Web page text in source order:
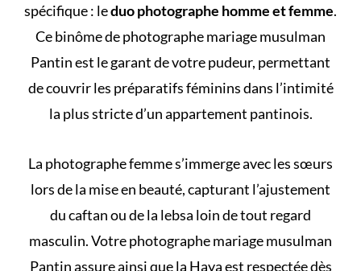
spécifique : leduo photographe homme et femme.
Ce binôme de photographe mariage musulman
Pantin est le garant de votre pudeur, permettant
de couvrir les préparatifs féminins dans l’intimité
la plus stricte d’un appartement pantinois.
La photographe femme s’immerge avec les sœurs
lors de la mise en beauté, capturant l’ajustement
du caftan ou de la lebsa loin de tout regard
masculin. Votre photographe mariage musulman
Pantin assure ainsi que la Haya est respectée dès